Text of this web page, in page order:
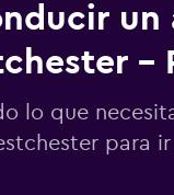
un
-
lo que
para